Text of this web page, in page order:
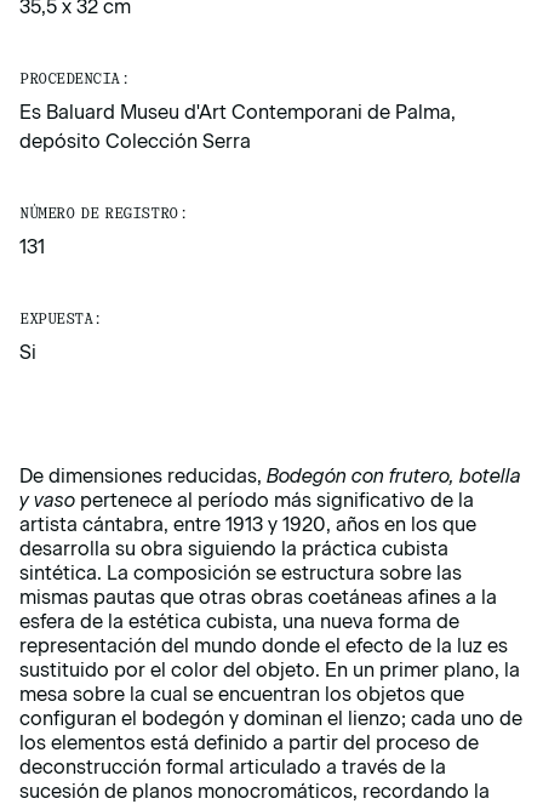
35,5 x 32 cm
PROCEDENCIA:
Es Baluard Museu d'Art Contemporani de Palma,
depósito Colección Serra
NÚMERO DE REGISTRO:
131
EXPUESTA:
Si
De dimensiones reducidas, Bodegón con frutero, botella
y vaso pertenece al período más significativo de la
artista cántabra, entre 1913 y 1920, años en los que
desarrolla su obra siguiendo la práctica cubista
sintética. La composición se estructura sobre las
mismas pautas que otras obras coetáneas afines a la
esfera de la estética cubista, una nueva forma de
representación del mundo donde el efecto de la luz es
sustituido por el color del objeto. En un primer plano, la
mesa sobre la cual se encuentran los objetos que
configuran el bodegón y dominan el lienzo; cada uno de
los elementos está definido a partir del proceso de
deconstrucción formal articulado a través de la
sucesión de planos monocromáticos, recordando la